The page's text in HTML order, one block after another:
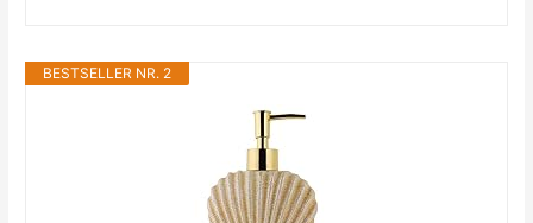
BESTSELLER NR. 2